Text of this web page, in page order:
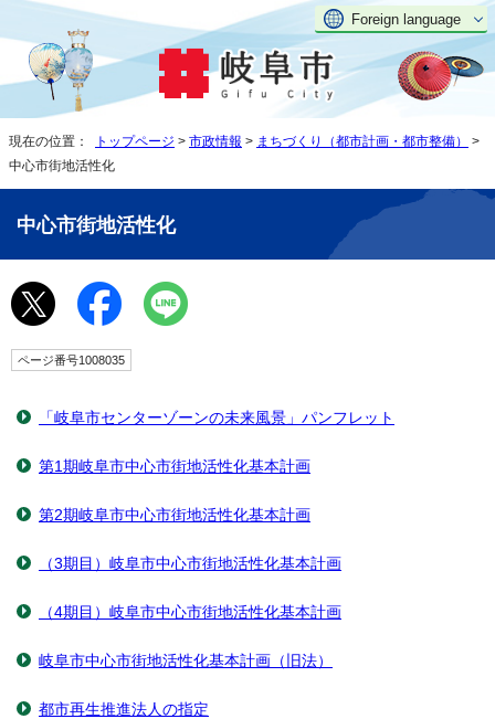
Foreign language
現在の位置： トップページ > 市政情報 > まちづくり（都市計画・都市整備）
>
中心市街地活性化
中心市街地活性化
ページ番号1008035
「岐阜市センターゾーンの未来風景」パンフレット
第1期岐阜市中心市街地活性化基本計画
第2期岐阜市中心市街地活性化基本計画
（3期目）岐阜市中心市街地活性化基本計画
（4期目）岐阜市中心市街地活性化基本計画
岐阜市中心市街地活性化基本計画（旧法）
都市再生推進法人の指定